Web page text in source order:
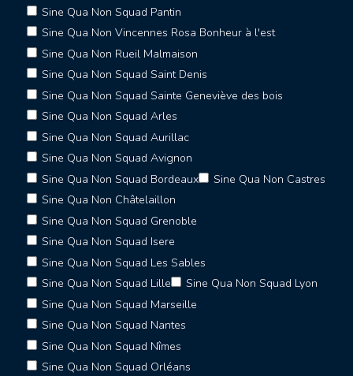
Sine Qua Non Squad Pantin
Sine Qua Non Vincennes Rosa Bonheur à l'est
Sine Qua Non Rueil Malmaison
Sine Qua Non Squad Saint Denis
Sine Qua Non Squad Sainte Geneviève des bois
Sine Qua Non Squad Arles
Sine Qua Non Squad Aurillac
Sine Qua Non Squad Avignon
Sine Qua Non Squad Bordeaux
Sine Qua Non Castres
Sine Qua Non Châtelaillon
Sine Qua Non Squad Grenoble
Sine Qua Non Squad Isere
Sine Qua Non Squad Les Sables
Sine Qua Non Squad Lille
Sine Qua Non Squad Lyon
Sine Qua Non Squad Marseille
Sine Qua Non Squad Nantes
Sine Qua Non Squad Nîmes
Sine Qua Non Squad Orléans